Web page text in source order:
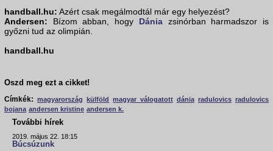
handball.hu: Azért csak megálmodtál már egy helyezést?
Andersen: Bízom abban, hogy Dániazsinórban harmadszor is
győzni tud az olimpián.
handball.hu
Oszd meg ezt a cikket!
Címkék: magyarország külföld magyar válogatott dánia radulovics radulovics
bojana andersen kristine andersen k.
További hírek
2019. május 22. 18:15
Búcsúzunk